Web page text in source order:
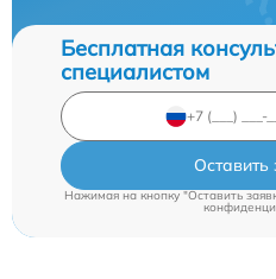
Бесплатная
специалистом
Оставить
Нажимая на кнопку "Оставить